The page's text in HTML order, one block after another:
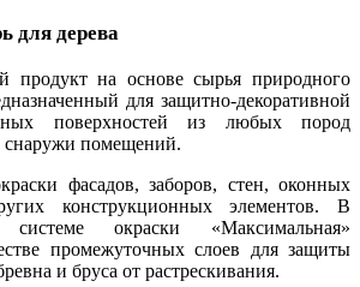
для дерева
продукт на основе сырья природного
для защитно-декоративной
поверхностей из любых пород
снаружи помещений.
фасадов, заборов, стен, оконных
конструкционных элементов. В
системе окраски «Максимальная»
промежуточных слоев для защиты
и бруса от растрескивания.